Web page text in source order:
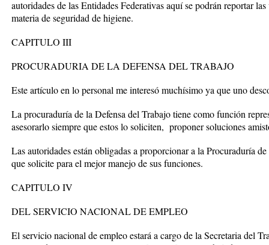
autoridades de las Entidades Federativas aquí se podrán reportar
materia de seguridad de higiene.
CAPITULO III
PROCURADURIA DE LA DEFENSA DEL TRABAJO
Este artículo en lo personal me interesó muchísimo ya que uno
La procuraduría de la Defensa del Trabajo tiene como función
asesorarlo siempre que estos lo soliciten, proponer soluciones
Las autoridades están obligadas a proporcionar a la Procuraduría
que solicite para el mejor manejo de sus funciones.
CAPITULO IV
DEL SERVICIO NACIONAL DE EMPLEO
El servicio nacional de empleo estará a cargo de la Secretaria del